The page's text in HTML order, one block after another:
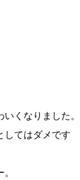
くなりました。
してはダメです